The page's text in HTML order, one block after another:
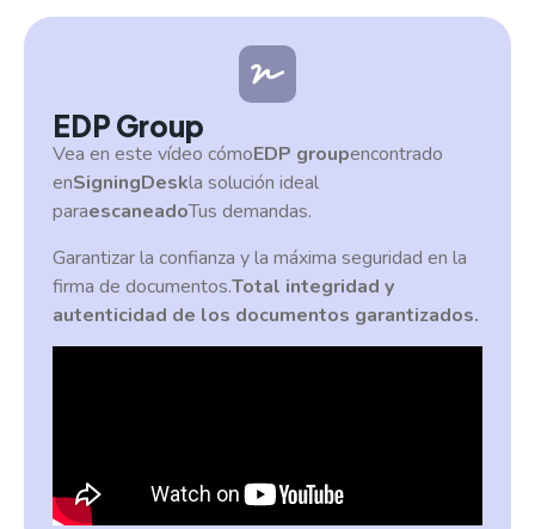
EDP Group
Vea en este vídeo cómoEDP groupencontrado
enSigningDeskla solución ideal
paraescaneadoTus demandas.
Garantizar la confianza y la máxima seguridad en la
firma de documentos.Total integridad y
autenticidad de los documentos garantizados.